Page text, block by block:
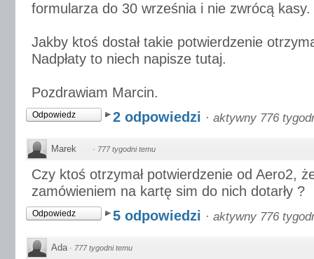
formularza do 30 września i nie zwrócą kasy.
Jakby ktoś dostał takie potwierdzenie
Nadpłaty to niech napisze tutaj.
Pozdrawiam Marcin.
Odpowiedz 2 odpowiedzi · aktywny 776
Marek · 777 tygodni temu
Czy ktoś otrzymał potwierdzenie od Aero2,
zamówieniem na kartę sim do nich dotarły ?
Odpowiedz 5 odpowiedzi · aktywny 776
Ada · 777 tygodni temu